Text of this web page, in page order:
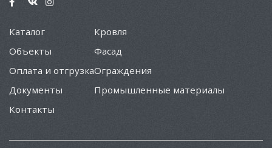
Каталог
Объекты
Оплата и отгрузка
Документы
Контакты
Кровля
Фасад
Ограждения
Промышленные материалы